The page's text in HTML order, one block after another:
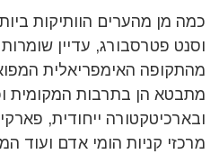
כמה מן מהערים הוותיקות
וסנט פטרסבורג, עדיין
מהתקופה האימפריאלית
מתבטא הן בתרבות המקומית
ובארכיטקטורה ייחודית,
מרכזי קניות הומי אדם ועוד